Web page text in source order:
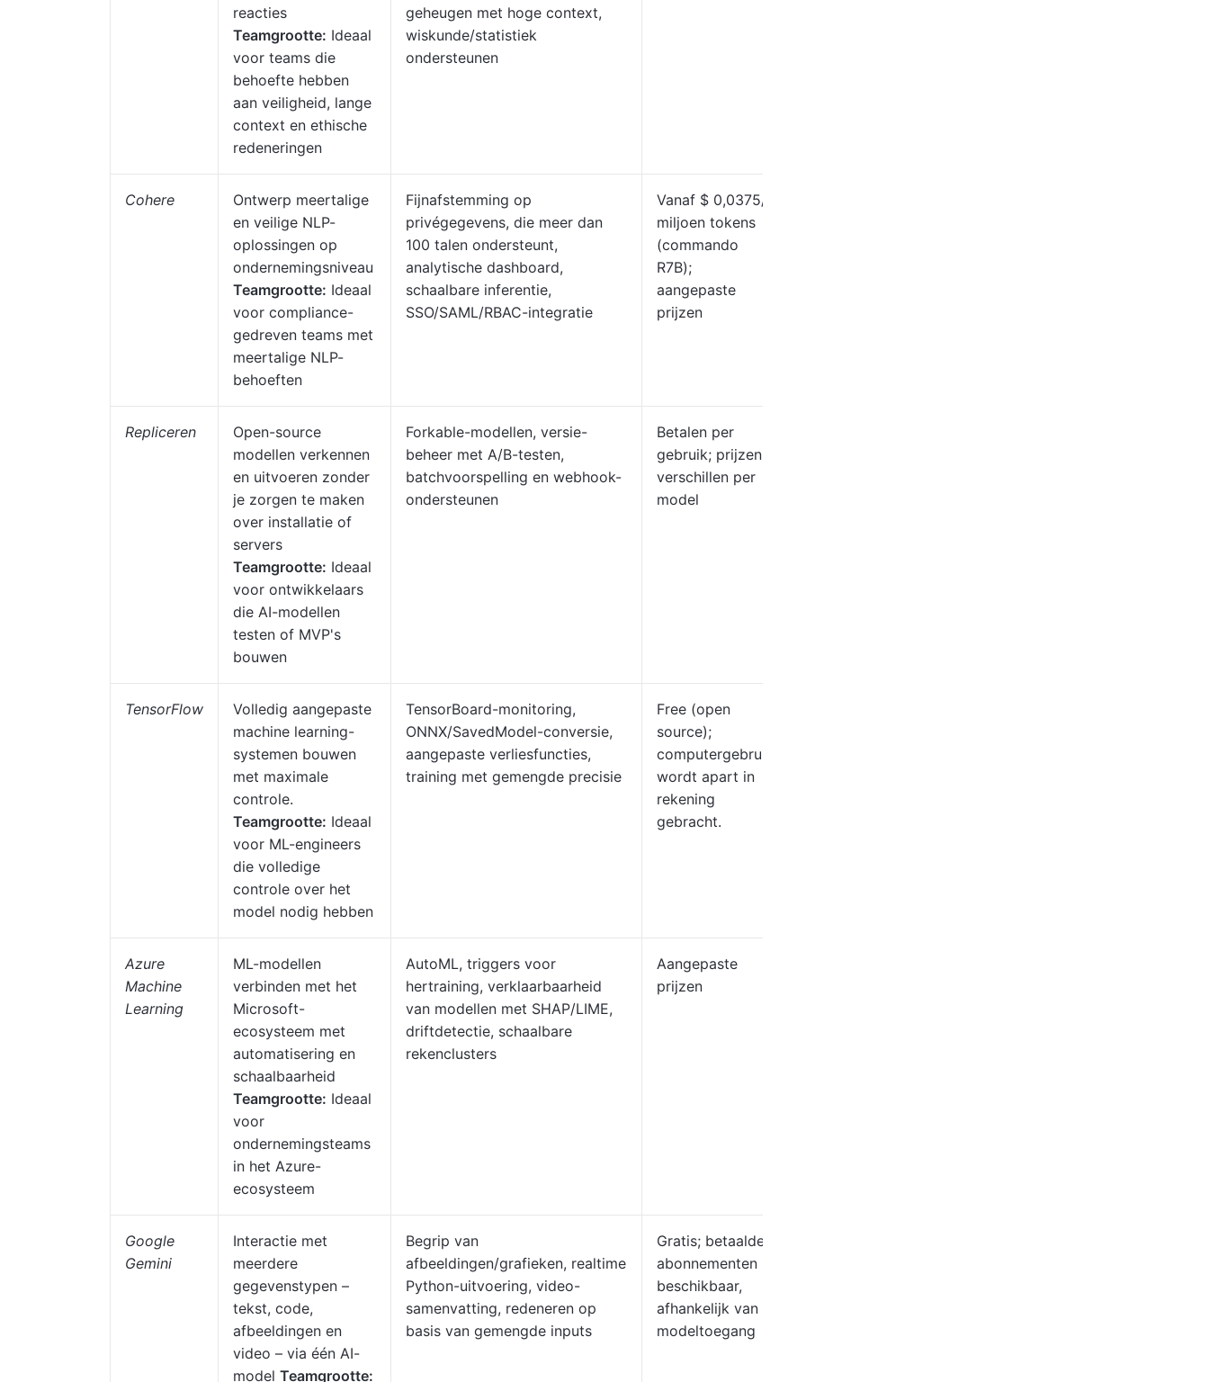
reacties
Teamgrootte: Ideaal
voor teams die
behoefte hebben
aan veiligheid, lange
context en ethische
redeneringen
geheugen met hoge context,
wiskunde/statistiek
ondersteunen
Cohere
Ontwerp meertalige
en veilige NLP-
oplossingen op
ondernemingsniveau
Teamgrootte: Ideaal
voor compliance-
gedreven teams met
meertalige NLP-
behoeften
Fijnafstemming op
privégegevens, die meer dan
100 talen ondersteunt,
analytische dashboard,
schaalbare inferentie,
SSO/SAML/RBAC-integratie
Vanaf $ 0,0375/1
miljoen tokens
(commando
R7B);
aangepaste
prijzen
Repliceren
Open-source
modellen verkennen
en uitvoeren zonder
je zorgen te maken
over installatie of
servers
Teamgrootte: Ideaal
voor ontwikkelaars
die AI-modellen
testen of MVP's
bouwen
Forkable-modellen, versie-
beheer met A/B-testen,
batchvoorspelling en webhook-
ondersteunen
Betalen per
gebruik; prijzen
verschillen per
model
TensorFlow
Volledig aangepaste
machine learning-
systemen bouwen
met maximale
controle.
Teamgrootte: Ideaal
voor ML-engineers
die volledige
controle over het
model nodig hebben
TensorBoard-monitoring,
ONNX/SavedModel-conversie,
aangepaste verliesfuncties,
training met gemengde precisie
Free (open
source);
computergebruik
wordt apart in
rekening
gebracht.
Azure
Machine
Learning
ML-modellen
verbinden met het
Microsoft-
ecosysteem met
automatisering en
schaalbaarheid
Teamgrootte: Ideaal
voor
ondernemingsteams
in het Azure-
ecosysteem
AutoML, triggers voor
hertraining, verklaarbaarheid
van modellen met SHAP/LIME,
driftdetectie, schaalbare
rekenclusters
Aangepaste
prijzen
Google
Gemini
Interactie met
meerdere
gegevenstypen –
tekst, code,
afbeeldingen en
video – via één AI-
model Teamgrootte:
Begrip van
afbeeldingen/grafieken, realtime
Python-uitvoering, video-
samenvatting, redeneren op
basis van gemengde inputs
Gratis; betaalde
abonnementen
beschikbaar,
afhankelijk van
modeltoegang